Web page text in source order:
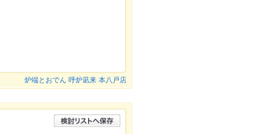
炉端とおでん 呼炉凪来 本八戸店